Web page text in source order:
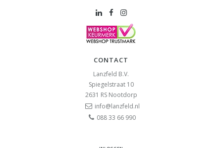
CONTACT
Lanzfeld B.V.
Spiegelstraat 10
2631 RS Nootdorp
info@lanzfeld.nl
088 33 66 990